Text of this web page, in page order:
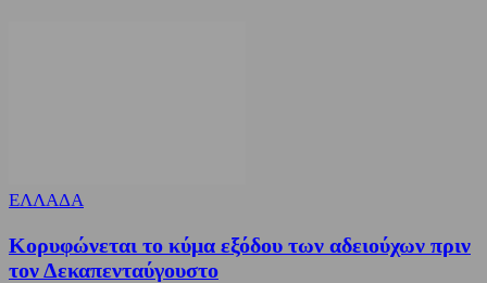
ΕΛΛΑΔΑ
Κορυφώνεται το κύμα εξόδου των αδειούχων πριν
τον Δεκαπενταύγουστο